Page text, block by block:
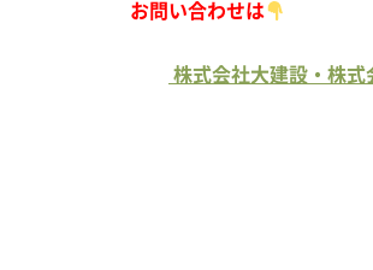
お問い合わせは
株式会社大建設・株式